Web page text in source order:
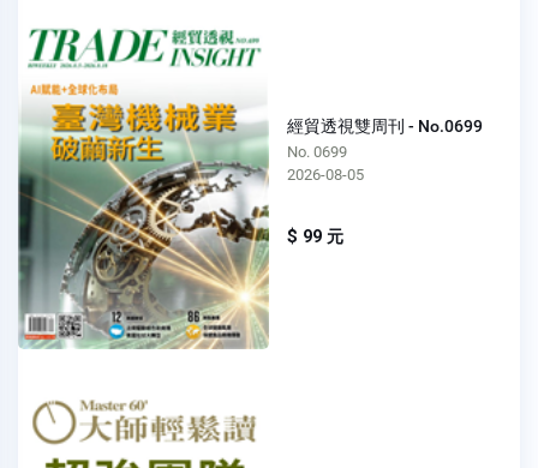
經貿透視雙周刊 - No.0699
No. 0699
2026-08-05
$ 99 元